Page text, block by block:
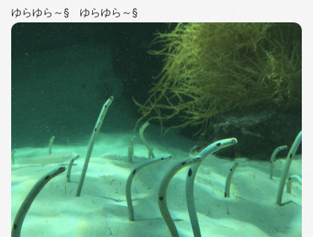
ゆらゆら～§ ゆらゆら～§